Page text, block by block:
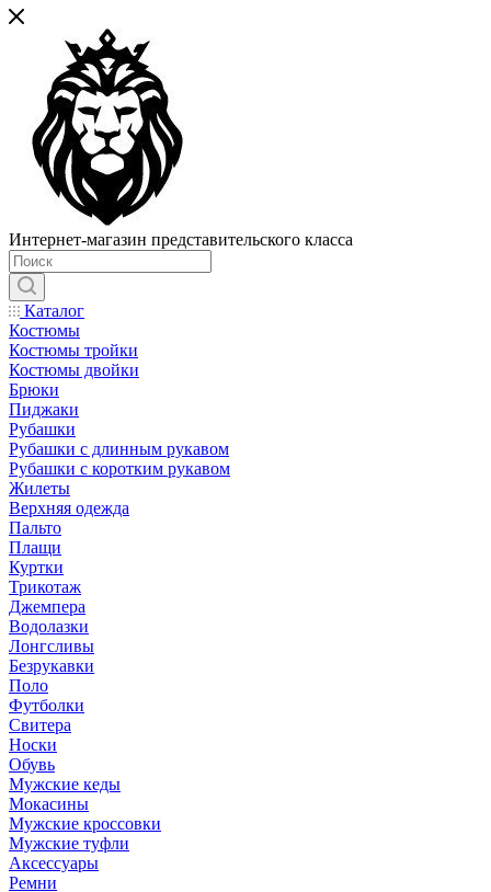
Интернет-магазин представительского класса
Каталог
Костюмы
Костюмы тройки
Костюмы двойки
Брюки
Пиджаки
Рубашки
Рубашки с длинным рукавом
Рубашки с коротким рукавом
Жилеты
Верхняя одежда
Пальто
Плащи
Куртки
Трикотаж
Джемпера
Водолазки
Лонгсливы
Безрукавки
Поло
Футболки
Свитера
Носки
Обувь
Мужские кеды
Мокасины
Мужские кроссовки
Мужские туфли
Аксессуары
Ремни